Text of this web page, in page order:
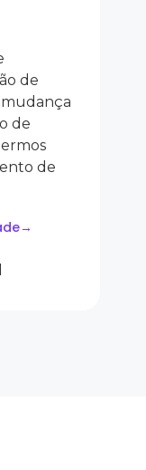
de
de
de
→